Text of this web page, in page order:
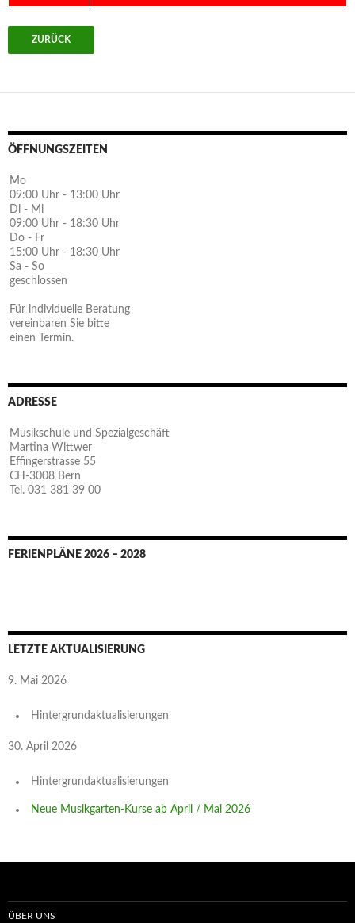
ÖFFNUNGSZEITEN
Mo
09:00 Uhr - 13:00 Uhr
Di - Mi
09:00 Uhr - 18:30 Uhr
Do - Fr
15:00 Uhr - 18:30 Uhr
Sa - So
geschlossen
Für individuelle Beratung
vereinbaren Sie bitte
einen Termin.
ADRESSE
Musikschule und Spezialgeschäft
Martina Wittwer
Effingerstrasse 55
CH-3008 Bern
Tel. 031 381 39 00
FERIENPLÄNE 2026 – 2028
LETZTE AKTUALISIERUNG
9. Mai 2026
Hintergrundaktualisierungen
30. April 2026
Hintergrundaktualisierungen
Neue Musikgarten-Kurse ab April / Mai 2026
ÜBER UNS